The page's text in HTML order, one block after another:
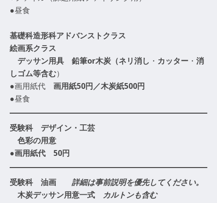
●昼食
基礎科造形科アドバンストクラス
絵画系クラス
デッサン用具 鉛筆or木炭（ネリ消し ・ カッター ・ 消
しゴム等含む）
●画用紙代 画用紙50円／木炭紙500円
●昼食
受験科 デザイン・工芸
色彩の用意
●画用紙代 50円
受験科 油画 詳細は事前説明を優先してください。
木炭デッサン用意一式
カルトンも含む